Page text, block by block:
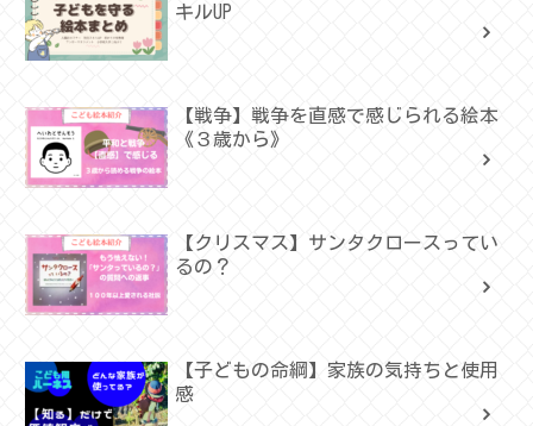
キルUP
【戦争】戦争を直感で感じられる絵本
《３歳から》
【クリスマス】サンタクロースってい
るの？
【子どもの命綱】家族の気持ちと使用
感